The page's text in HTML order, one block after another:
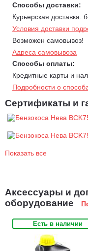
Способы доставки:
Курьерская доставка:
Условия доставки
Возможен самовывоз!
Адреса самовывоза
Способы оплаты:
Кредитные карты и
Подробности о
Сертификаты и
Показать все
Аксессуары и
оборудование
Есть в наличии